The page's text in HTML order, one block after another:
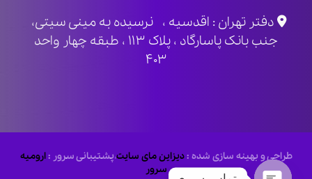
دفتر تهران : اقدسیه ، نرسیده به مینی سیتی،
جنب بانک پاسارگاد ، پلاک ۱۱۳ ، طبقه چهار واحد
۴۰۳
طراحی و بهینه سازی شده :دیزاین مای سایت،پشتیبانی سرور :ارومیه
سرور